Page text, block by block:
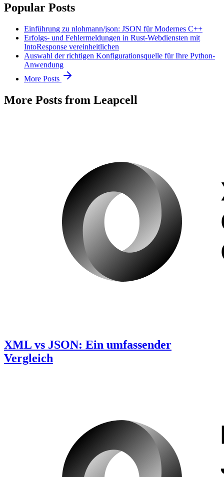
Popular Posts
Einführung zu nlohmann/json: JSON für Modernes C++
Erfolgs- und Fehlermeldungen in Rust-Webdiensten mit
IntoResponse vereinheitlichen
Auswahl der richtigen Konfigurationsquelle für Ihre Python-
Anwendung
More Posts
More Posts from Leapcell
XML vs JSON: Ein umfassender
Vergleich